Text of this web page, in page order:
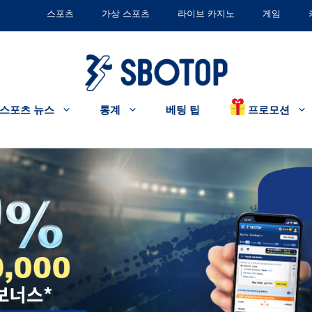
스포츠 가상 스포츠 라이브 카지노 게임
스포츠 뉴스 통계 베팅 팁 프로모션